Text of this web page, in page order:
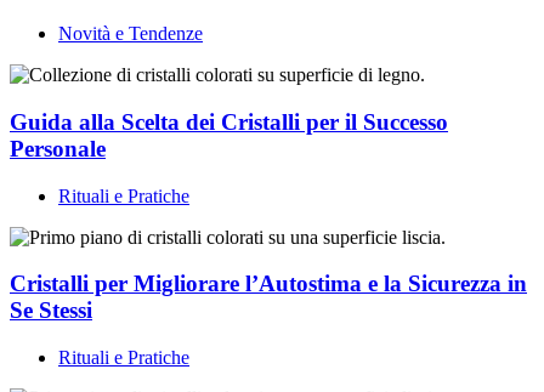
Novità e Tendenze
Guida alla Scelta dei Cristalli per il Successo
Personale
Rituali e Pratiche
Cristalli per Migliorare l’Autostima e la Sicurezza in
Se Stessi
Rituali e Pratiche